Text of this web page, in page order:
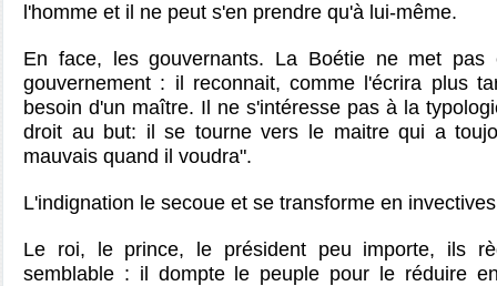
l'homme et il ne peut s'en prendre qu'à lui-même.
En face, les gouvernants. La Boétie ne met pas
gouvernement : il reconnait, comme l'écrira plus
besoin d'un maître. Il ne s'intéresse pas à la
droit au but: il se tourne vers le maitre qui a
mauvais quand il voudra".
L'indignation le secoue et se transforme en
Le roi, le prince, le président peu importe, ils
semblable : il dompte le peuple pour le réduire